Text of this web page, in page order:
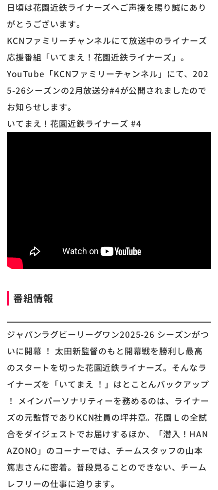
日頃は花園近鉄ライナーズへご声援を賜り誠にあり
がとうございます。
KCNファミリーチャンネルにて放送中のライナーズ
応援番組「いてまえ！花園近鉄ライナーズ」。
YouTube「KCNファミリーチャンネル」にて、202
5-26シーズンの2月放送分#4が公開されましたので
お知らせします。
いてまえ！花園近鉄ライナーズ #4
番組情報
ジャパンラグビーリーグワン2025-26 シーズンがつ
いに開幕 ！ 太田新監督のもと開幕戦を勝利し最高
のスタートを切った花園近鉄ライナーズ。そんなラ
イナーズを「いてまえ ！」はとことんバックアップ
！ メインパーソナリティーを務めるのは、ライナー
ズの元監督でありKCN社員の坪井章。花園Ｌの全試
合をダイジェストでお届けするほか、「潜入！HAN
AZONO」のコーナーでは、チームスタッフの山本
篤志さんに密着。普段見ることのできない、チーム
レフリーの仕事に迫ります。